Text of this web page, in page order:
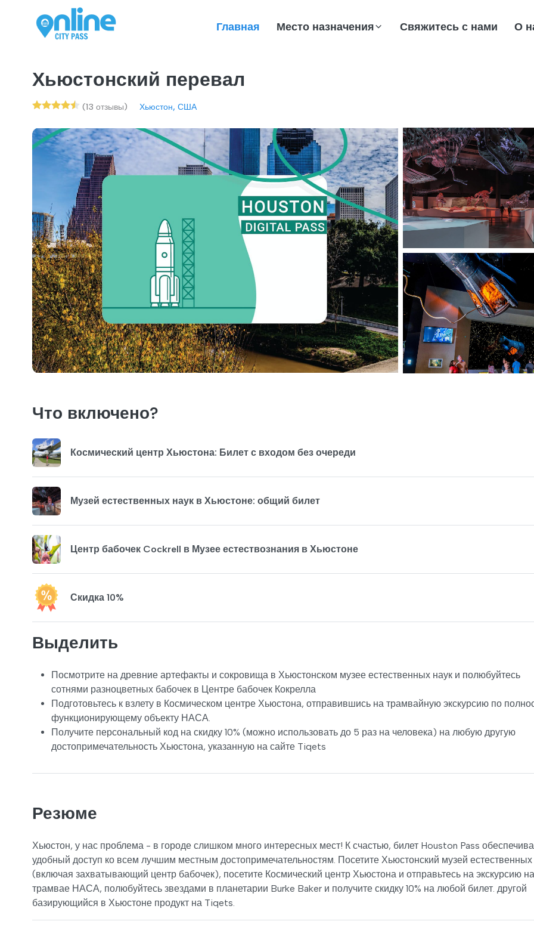
Главная Место назначения Свяжитесь с нами О
Хьюстонский перевал
(13 отзывы) Хьюстон, США
Что включено?
Космический центр Хьюстона: Билет с входом без очереди
Музей естественных наук в Хьюстоне: общий билет
Центр бабочек Cockrell в Музее естествознания в Хьюстоне
Скидка 10%
Выделить
Посмотрите на древние артефакты и сокровища в Хьюстонском музее естественных наук и полюбуйтесь
сотнями разноцветных бабочек в Центре бабочек Кокрелла
Подготовьтесь к взлету в Космическом центре Хьюстона, отправившись на трамвайную экскурсию по
функционирующему объекту НАСА.
Получите персональный код на скидку 10% (можно использовать до 5 раз на человека) на любую другую
достопримечательность Хьюстона, указанную на сайте Tiqets
Резюме
Хьюстон, у нас проблема - в городе слишком много интересных мест! К счастью, билет Houston Pass
удобный доступ ко всем лучшим местным достопримечательностям. Посетите Хьюстонский музей естественных
(включая захватывающий центр бабочек), посетите Космический центр Хьюстона и отправьтесь на экскурсию на
трамвае НАСА, полюбуйтесь звездами в планетарии Burke Baker и получите скидку 10% на любой билет. другой
базирующийся в Хьюстоне продукт на Tiqets.